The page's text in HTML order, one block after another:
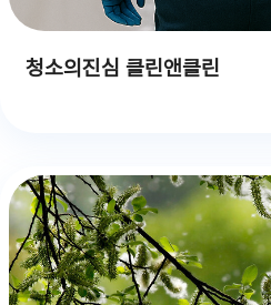
청소의진심 클린앤클린